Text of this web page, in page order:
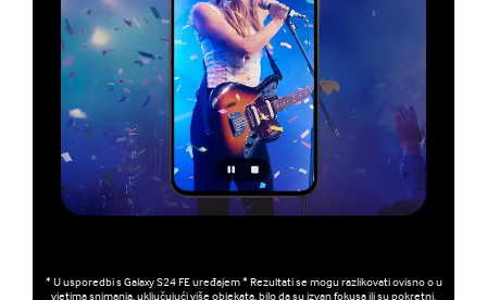
vjetima snimanja, uključujući više objekata, bilo da su izvan fokusa ili su pokretni.